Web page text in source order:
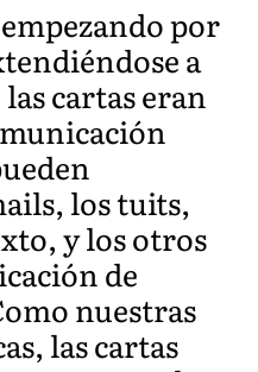
por
a
cartas eran
los tuits,
y los otros
de
nuestras
las cartas